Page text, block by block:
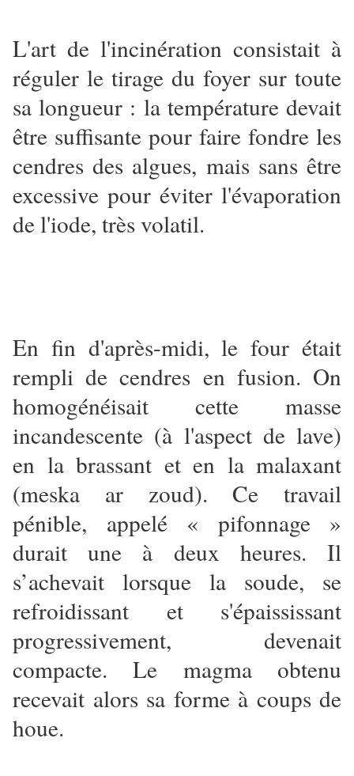
L'art de l'incinération consistait à
réguler le tirage du foyer sur toute
sa longueur : la température devait
être suffisante pour faire fondre les
cendres des algues, mais sans être
excessive pour éviter l'évaporation
de l'iode, très volatil.
En fin d'après-midi, le four était
rempli de cendres en fusion. On
homogénéisait cette masse
incandescente (à l'aspect de lave)
en la brassant et en la malaxant
(meska ar zoud). Ce travail
pénible, appelé « pifonnage »
durait une à deux heures. Il
s’achevait lorsque la soude, se
refroidissant et s'épaississant
progressivement, devenait
compacte. Le magma obtenu
recevait alors sa forme à coups de
houe.